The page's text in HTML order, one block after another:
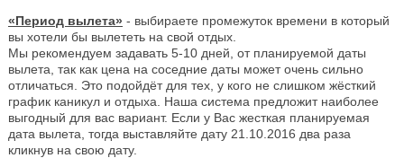
«Период вылета» - выбираете промежуток времени в который
вы хотели бы вылететь на свой отдых.
Мы рекомендуем задавать 5-10 дней, от планируемой даты
вылета, так как цена на соседние даты может очень сильно
отличаться. Это подойдёт для тех, у кого не слишком жёсткий
график каникул и отдыха. Наша система предложит наиболее
выгодный для вас вариант. Если у Вас жесткая планируемая
дата вылета, тогда выставляйте дату 21.10.2016 два раза
кликнув на свою дату.